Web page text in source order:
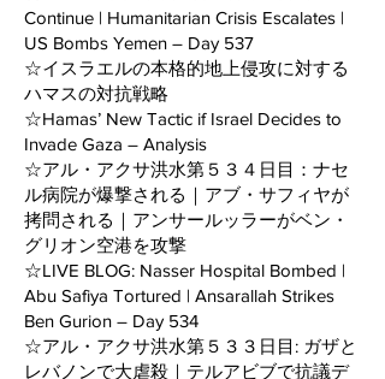
Continue | Humanitarian Crisis Escalates |
US Bombs Yemen – Day 537
☆イスラエルの本格的地上侵攻に対する
ハマスの対抗戦略
☆Hamas’ New Tactic if Israel Decides to
Invade Gaza – Analysis
☆アル・アクサ洪水第５３４日目：ナセ
ル病院が爆撃される｜アブ・サフィヤが
拷問される｜アンサールッラーがベン・
グリオン空港を攻撃
☆LIVE BLOG: Nasser Hospital Bombed |
Abu Safiya Tortured | Ansarallah Strikes
Ben Gurion – Day 534
☆アル・アクサ洪水第５３３日目: ガザと
レバノンで大虐殺｜テルアビブで抗議デ